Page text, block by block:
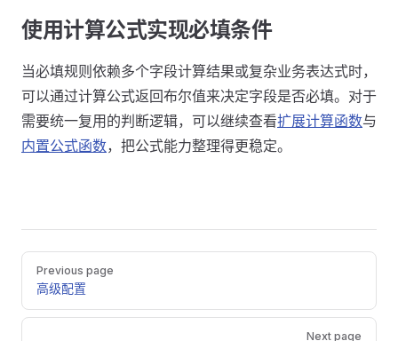
使用计算公式实现必填条件
当必填规则依赖多个字段计算结果或复杂业务表达式时，
可以通过计算公式返回布尔值来决定字段是否必填。对于
需要统一复用的判断逻辑，可以继续查看扩展计算函数与
内置公式函数，把公式能力整理得更稳定。
PagerPrevious page
高级配置
Next page